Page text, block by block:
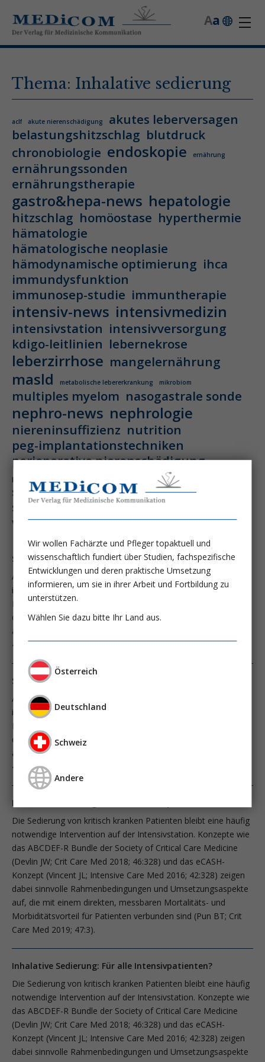
a
A
Thema: Inhalative sedierung
aclf akute nierenschädigung
akutes leberversagen
belastungshitzschlag blutdruck
chronobiologie endoskopie ernährung
ernährungssonden
ernährungstherapie
gastro&hepa-news hepatologie
hitzschlag homöostase hyperthermie
hämatologie
hämatologische neoplasie
hämodynamische optimierung ihca
immundysfunktion
immunosep-studie immuntherapie
intensiv-news intensivmedizin
intensivstation intensivversorgung
kdigo-leitlinien lebernekrose
leberzirrhose mangelernährung
masld metabolische lebererkrankung mikrobiom
multiples myelom nasogastrale sonde
nephro-news nephrologie
niereninsuffizienz nutrition
peg-implantationstechniken
perioperative nierenschädigung
pisces-studie
präzisionstherapie
schluckstörung semaglutid sepsis
septischer schock surrogatparamenter
vasopressortherapie öggh
SESAR-Trial: Inhalative Sedierung bei ARDS?
ARDS, die hypoxämische, respiratorische Insuffizienz mit
inflammatorischer Lungenschädigung, tritt bei bis zu 10% aller
Intensivaufnahmen auf und betrifft fast 25% aller Patienten,
die eine invasive mechanische Beatmung benötigen. Die
assoziierte Krankenhausmortalität liegt weiterhin bei bis zu
40%.
SESAR-Trial: Inhalative Sedierung bei ARDS?
ARDS, die hypoxämische, respiratorische Insuffizienz mit
inflammatorischer Lungenschädigung, tritt bei bis zu 10% aller
Intensivaufnahmen auf und betrifft fast 25% aller Patienten,
die eine invasive mechanische Beatmung benötigen. Die
assoziierte Krankenhausmortalität liegt weiterhin bei bis zu
40%.
Inhalative Sedierung: Für alle Intensivpatienten?
Die Sedierung von kritisch kranken Patienten bleibt eine häufig
notwendige Intervention auf der Intensivstation. Konzepte wie
das ABCDEF-R Bundle der Society of Critical Care Medicine
(Devlin JW; Crit Care Med 2018; 46:328) und das eCASH-
Konzept (Vincent JL; Intensive Care Med 2016; 42:328) zeigen
dabei sinnvolle Rahmenbedingungen und Umsetzungsaspekte
auf, die mit einem direkten, messbaren Mortalitäts- und
Morbiditätsvorteil für Patienten verbunden sind (Pun BT; Crit
Care Med 2019; 47:3).
Inhalative Sedierung: Für alle Intensivpatienten?
Die Sedierung von kritisch kranken Patienten bleibt eine häufig
notwendige Intervention auf der Intensivstation. Konzepte wie
das ABCDEF-R Bundle der Society of Critical Care Medicine
(Devlin JW; Crit Care Med 2018; 46:328) und das eCASH-
Konzept (Vincent JL; Intensive Care Med 2016; 42:328) zeigen
dabei sinnvolle Rahmenbedingungen und Umsetzungsaspekte
Wir wollen Fachärzte und Pfleger topaktuell und
wissenschaftlich fundiert über Studien, fachspezifische
Entwicklungen und deren praktische Umsetzung
informieren, um sie in ihrer Arbeit und Fortbildung zu
unterstützen.
Wählen Sie dazu bitte Ihr Land aus.
Österreich
Deutschland
Schweiz
Andere